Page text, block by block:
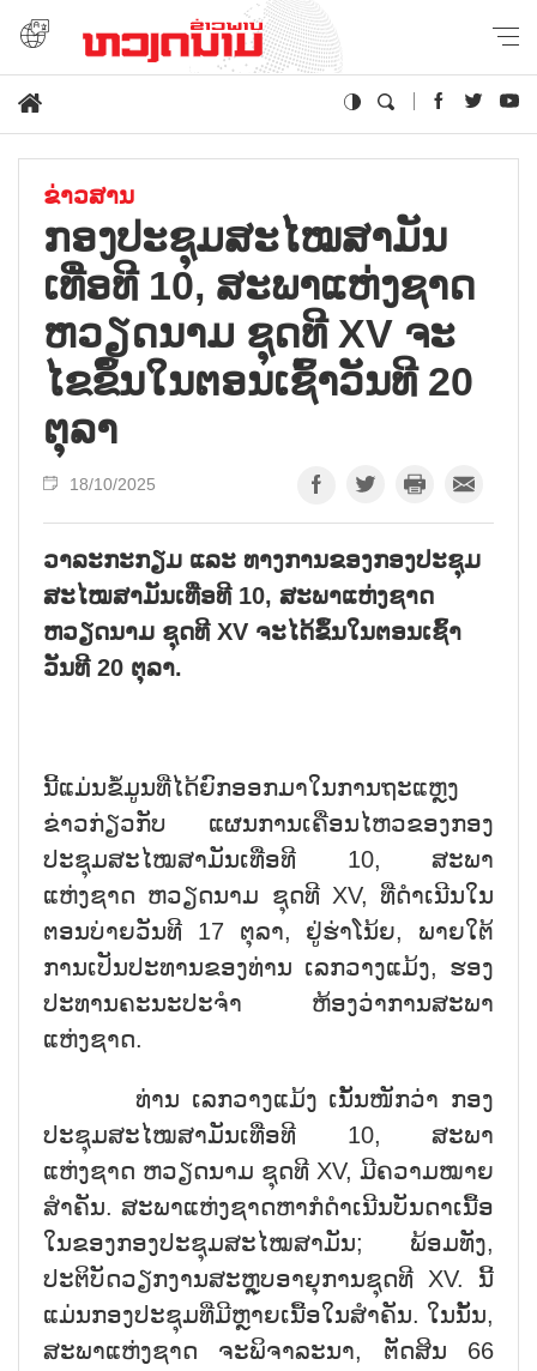
ຂ່າວສານ
ກອງ​ປະ​ຊຸມ​ສະ​ໄໝ​ສາ​ມັນ​
ເທື່ອ​ທີ 10, ສະ​ພາ​ແຫ່ງ​ຊາດ
ຫວຽດ​ນາມ ຊຸດ​ທີ XV ຈະ​
ໄຂ​ຂຶ້ນ​ໃນ​ຕອນ​ເຊົ້າ​ວັນ​ທີ 20
ຕຸ​ລາ
18/10/2025
ວາລະກະກຽມ ແລະ ທາງການຂອງກອງປະຊຸມ
ສະໄໝສາມັນເທື່ອທີ 10, ສະພາແຫ່ງຊາດ
ຫວຽດນາມ ຊຸດທີ XV ຈະໄດ້ຂຶ້ນໃນຕອນເຊົ້າ
ວັນທີ 20 ຕຸລາ.
ນີ້ແມ່ນຂໍ້ມູນທີ່ໄດ້ຍົກອອກມາໃນການຖະແຫຼງ
ຂ່າວກ່ຽວກັບ ແຜນການເຄື່ອນໄຫວຂອງກອງ
ປະຊຸມສະໄໝສາມັນເທື່ອທີ 10, ສະພາ
ແຫ່ງຊາດ ຫວຽດນາມ ຊຸດທີ XV, ທີ່ດຳເນີນໃນ
ຕອນບ່າຍວັນທີ 17 ຕຸລາ, ຢູ່ຮ່າໂນ້ຍ, ພາຍໃຕ້
ການເປັນປະທານຂອງທ່ານ ເລກວາງແມ້ງ, ຮອງ
ປະທານຄະນະປະຈຳ ຫ້ອງວ່າການສະພາ
ແຫ່ງຊາດ.
ທ່ານ ເລກວາງແມ້ງ ເນັ້ນໜັກວ່າ ກອງ
ປະຊຸມສະໄໝສາມັນເທື່ອທີ 10, ສະພາ
ແຫ່ງຊາດ ຫວຽດນາມ ຊຸດທີ XV, ມີຄວາມໝາຍ
ສຳຄັນ. ສະພາແຫ່ງຊາດຫາກໍດຳເນີນບັນດາເນື້ອ
ໃນຂອງກອງປະຊຸມສະໄໝສາມັນ; ພ້ອມທັງ,
ປະຕິບັດວຽກງານສະຫຼຸບອາຍຸການຊຸດທີ XV. ນີ້
ແມ່ນກອງປະຊຸມທີ່ມີຫຼາຍເນື້ອໃນສຳຄັນ. ໃນນັ້ນ,
ສະພາແຫ່ງຊາດ ຈະພິຈາລະນາ, ຕັດສິນ 66